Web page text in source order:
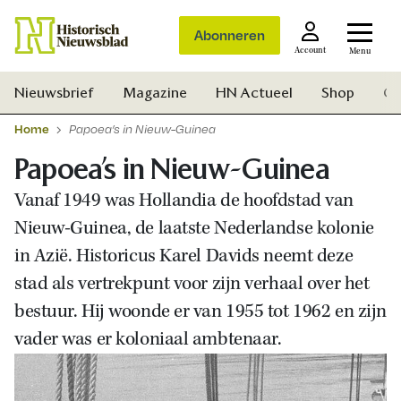
Abonneren
Account Menu
Zoek
Nieuwsbrief Magazine HN Actueel Shop
Home Papoea’s in Nieuw-Guinea
Papoea’s in Nieuw-Guinea
Vanaf 1949 was Hollandia de hoofdstad van
Nieuw-Guinea, de laatste Nederlandse kolonie
in Azië. Historicus Karel Davids neemt deze
stad als vertrekpunt voor zijn verhaal over het
bestuur. Hij woonde er van 1955 tot 1962 en zijn
vader was er koloniaal ambtenaar.